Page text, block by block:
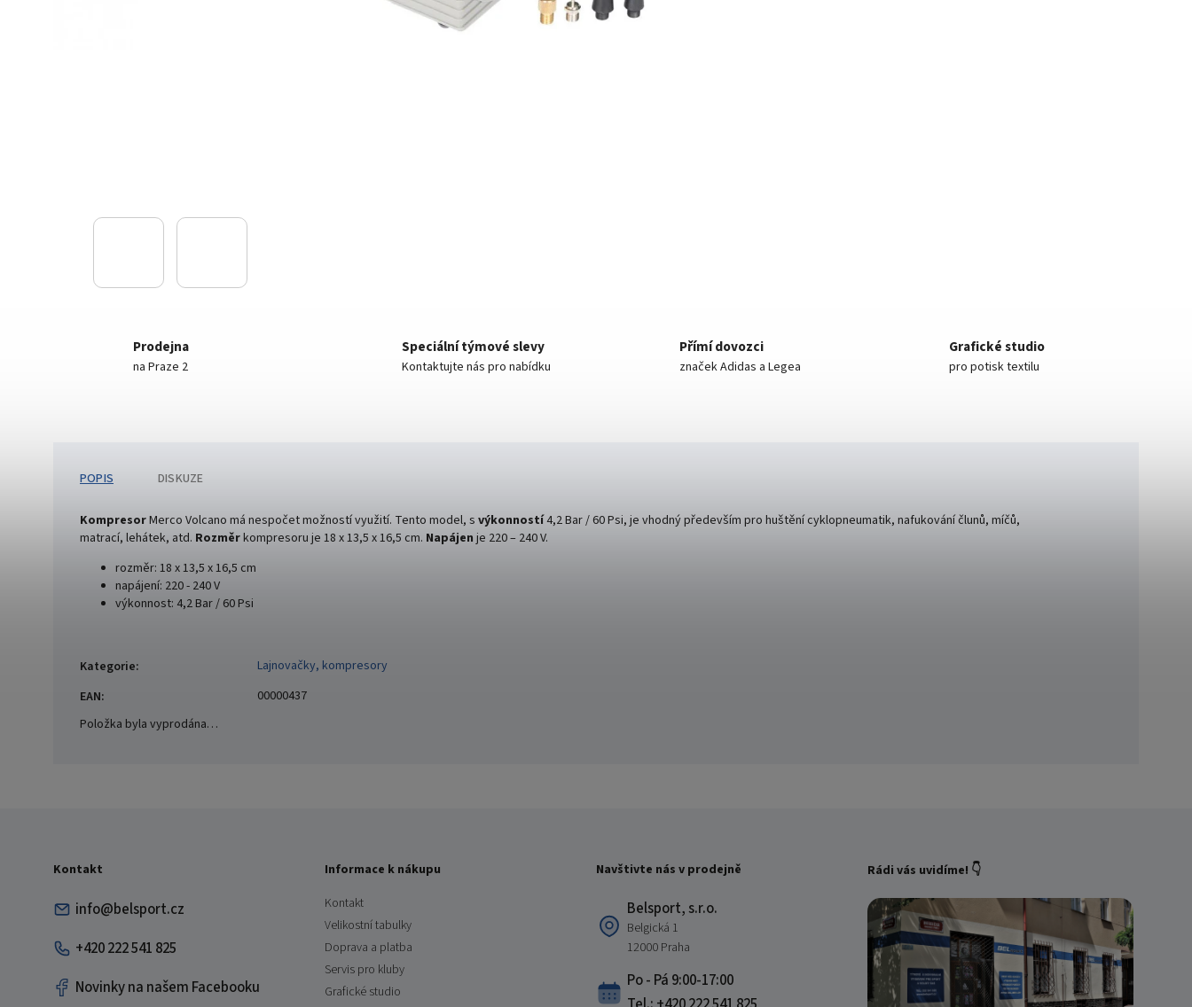
Prodejna
na Praze 2
Speciální týmové slevy
Kontaktujte nás pro nabídku
Přímí dovozci
značek Adidas a Legea
Grafické studio
pro potisk textilu
POPIS DISKUZE
KompresorMerco Volcano má nespočet možností využití. Tento model, s výkonností4,2 Bar / 60 Psi, je vhodný především pro huštění cyklopneumatik, nafukování člunů, míčů,
matrací, lehátek, atd. Rozměrkompresoru je 18 x 13,5 x 16,5 cm. Napájen je 220 – 240 V.
rozměr: 18 x 13,5 x 16,5 cm
napájení: 220 - 240 V
výkonnost: 4,2 Bar / 60 Psi
Kategorie:
Lajnovačky, kompresory
EAN:
00000437
Položka byla vyprodána…
Kontakt
info@belsport.cz
+420 222 541 825
Novinky na našem Facebooku
Informace k nákupu
Kontakt
Velikostní tabulky
Doprava a platba
Servis pro kluby
Grafické studio
Navštivte nás v prodejně
Belsport, s.r.o.
Belgická 1
12000 Praha
Po - Pá 9:00-17:00
Rádi vás uvidíme! 👇